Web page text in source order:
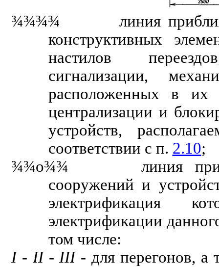
¾¾¾¾ линия
конструктивных
настилов
сигнализации,
расположенных в их
централизации и
устройств,
соответствии с п. 2.10;
¾¾о¾¾ линия
сооружений и
электрификация
электрификации
том числе:
I - II - III - для перегонов, а